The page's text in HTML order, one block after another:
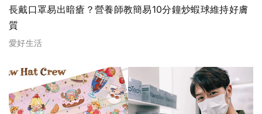
長戴口罩易出暗瘡？營養師教簡易10分鐘炒蝦球維持好膚
質
愛好生活